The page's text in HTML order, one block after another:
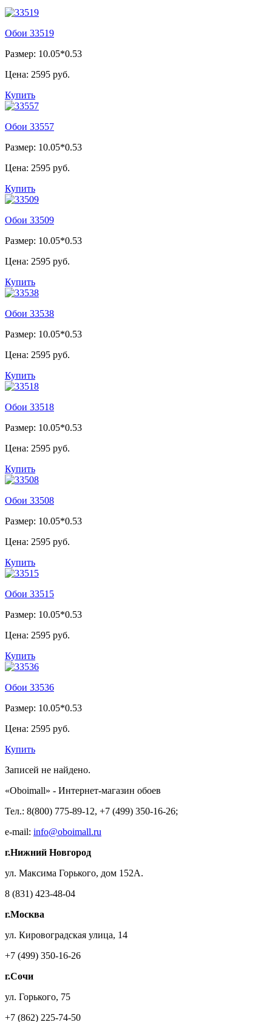
Обои 33519
Размер: 10.05*0.53
Цена: 2595 руб.
Купить
Обои 33557
Размер: 10.05*0.53
Цена: 2595 руб.
Купить
Обои 33509
Размер: 10.05*0.53
Цена: 2595 руб.
Купить
Обои 33538
Размер: 10.05*0.53
Цена: 2595 руб.
Купить
Обои 33518
Размер: 10.05*0.53
Цена: 2595 руб.
Купить
Обои 33508
Размер: 10.05*0.53
Цена: 2595 руб.
Купить
Обои 33515
Размер: 10.05*0.53
Цена: 2595 руб.
Купить
Обои 33536
Размер: 10.05*0.53
Цена: 2595 руб.
Купить
Записей не найдено.
«Oboimall» - Интернет-магазин обоев
Тел.: 8(800) 775-89-12, +7 (499) 350-16-26;
e-mail: info@oboimall.ru
г.Нижний Новгород
ул. Максима Горького, дом 152А.
8 (831) 423-48-04
г.Москва
ул. Кировоградская улица, 14
+7 (499) 350-16-26
г.Сочи
ул. Горького, 75
+7 (862) 225-74-50